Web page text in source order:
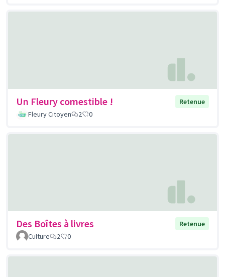
Un Fleury comestible !
Retenue
Fleury Citoyen
2 0
Des Boîtes à livres
Retenue
Culture
2 0